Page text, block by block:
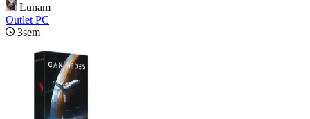
Lunam
Outlet PC
3sem